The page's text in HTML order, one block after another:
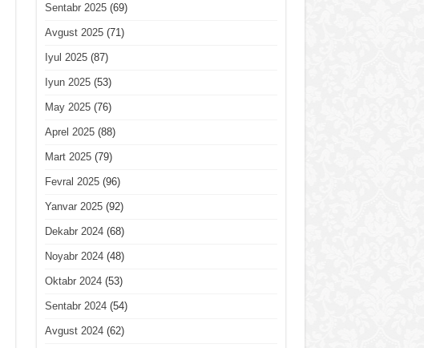
Sentabr 2025(69)
Avgust 2025(71)
Iyul 2025(87)
Iyun 2025(53)
May 2025(76)
Aprel 2025(88)
Mart 2025(79)
Fevral 2025(96)
Yanvar 2025(92)
Dekabr 2024(68)
Noyabr 2024(48)
Oktabr 2024(53)
Sentabr 2024(54)
Avgust 2024(62)